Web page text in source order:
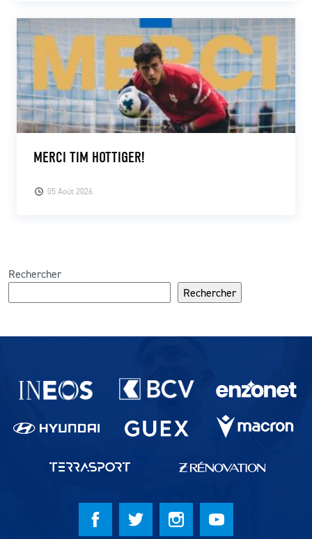
05 Août 2026
MERCI TIM HOTTIGER!
Rechercher
Rechercher
Partenaires du lausanne-Sport